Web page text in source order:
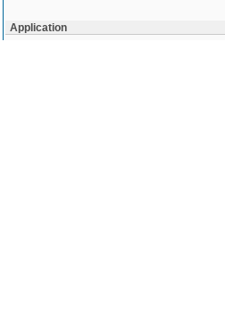
Application